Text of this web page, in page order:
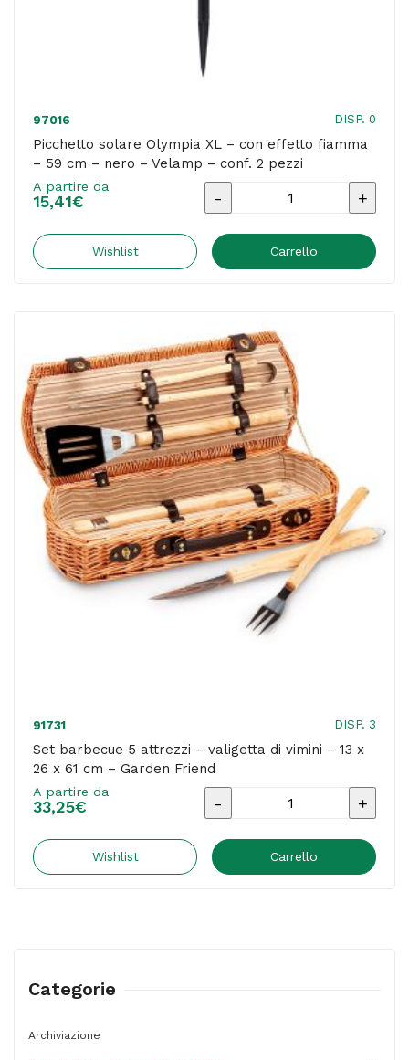
-
Velamp
97016 DISP. 0
Picchetto solare Olympia XL – con effetto fiamma
– 59 cm – nero – Velamp – conf. 2 pezzi
A partire da
15,41€
Picchetto
Olympia
con
effetto
fiamma
-
59
cm
-
nero
-
Velamp
Wishlist Carrello
91731 DISP. 3
Set barbecue 5 attrezzi – valigetta di vimini – 13 x
26 x 61 cm – Garden Friend
A partire da
33,25€
Set
5
Wishlist Carrello
Categorie
Archiviazione